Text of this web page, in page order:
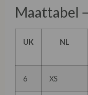
Maattabel
UK NL
6 XS